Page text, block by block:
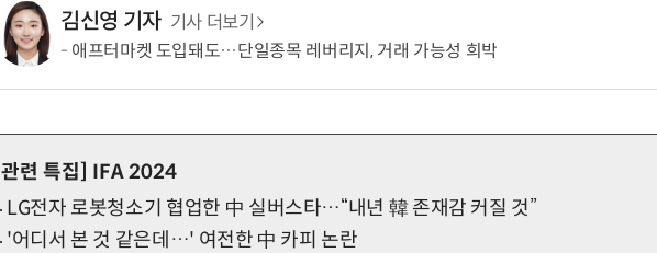
김신영 기자 기사 더보기
애프터마켓 도입돼도…단일종목 레버리지, 거래 가능성 희박
[관련 특집]
IFA 2024
LG전자 로봇청소기 협업한 中 실버스타…“내년 韓 존재감 커질 것”
'어디서 본 것 같은데…' 여전한 中 카피 논란